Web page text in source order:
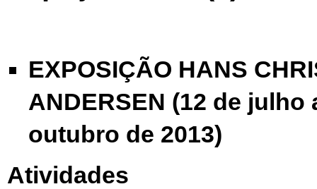
EXPOSIÇÃO HANS
ANDERSEN (12 de julho
outubro de 2013)
Atividades